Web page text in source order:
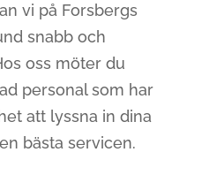
vi på Forsbergs
snabb och
oss möter du
personal som har
att lyssna in dina
bästa servicen.